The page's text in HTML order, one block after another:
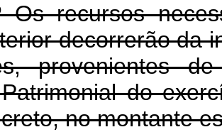
Os recursos
decorrerão da
provenientes
do
no montante